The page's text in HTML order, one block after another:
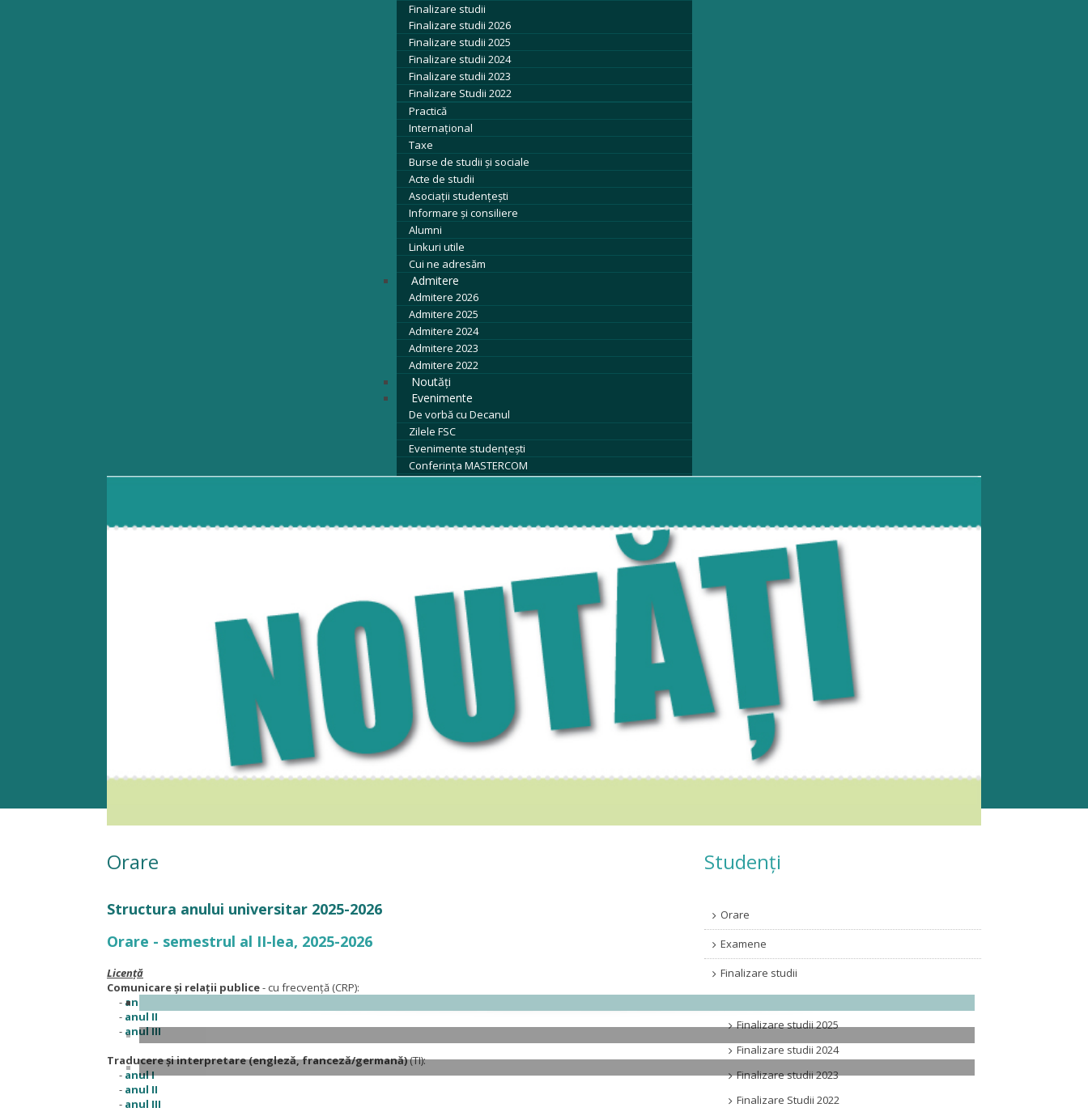
Finalizare studii
Finalizare studii 2026
Finalizare studii 2025
Finalizare studii 2024
Finalizare studii 2023
Finalizare Studii 2022
Practică
Internațional
Taxe
Burse de studii și sociale
Acte de studii
Asociaţii studenţeşti
Informare şi consiliere
Alumni
Linkuri utile
Cui ne adresăm
Admitere
Admitere 2026
Admitere 2025
Admitere 2024
Admitere 2023
Admitere 2022
Noutăți
Evenimente
De vorbă cu Decanul
Zilele FSC
Evenimente studențești
Conferința MASTERCOM
Zilele Porților Deschise
Contact
Orare
Structura anului universitar 2025-2026
Orare - semestrul al II-lea, 2025-2026
Licență
Comunicare și relații publice- cu frecvență (CRP):
- anul I
- anul II
- anul III
Traducere și interpretare (engleză, franceză/germană)(TI):
- anul I
- anul II
- anul III
Studenți
Orare
Examene
Finalizare studii
Finalizare studii 2026
Finalizare studii 2025
Finalizare studii 2024
Finalizare studii 2023
Finalizare Studii 2022